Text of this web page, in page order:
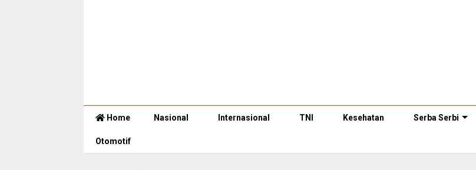
Home Nasional Internasional TNI Kesehatan Serba Serbi
Otomotif